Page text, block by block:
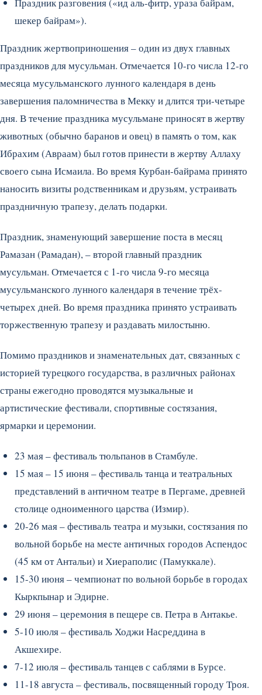
шекер байрам»).
Праздник жертвоприношения – один из двух главных
праздников для мусульман. Отмечается 10-го числа 12-го
месяца мусульманского лунного календаря в день
завершения паломничества в Мекку и длится три-четыре
дня. В течение праздника мусульмане приносят в жертву
животных (обычно баранов и овец) в память о том, как
Ибрахим (Авраам) был готов принести в жертву Аллаху
своего сына Исмаила. Во время Курбан-байрама принято
наносить визиты родственникам и друзьям, устраивать
праздничную трапезу, делать подарки.
Праздник, знаменующий завершение поста в месяц
Рамазан (Рамадан), – второй главный праздник
мусульман. Отмечается с 1-го числа 9-го месяца
мусульманского лунного календаря в течение трёх-
четырех дней. Во время праздника принято устраивать
торжественную трапезу и раздавать милостыню.
Помимо праздников и знаменательных дат, связанных с
историей турецкого государства, в различных районах
страны ежегодно проводятся музыкальные и
артистические фестивали, спортивные состязания,
ярмарки и церемонии.
23 мая – фестиваль тюльпанов в Стамбуле.
15 мая – 15 июня – фестиваль танца и театральных
представлений в античном театре в Пергаме, древней
столице одноименного царства (Измир).
20-26 мая – фестиваль театра и музыки, состязания по
вольной борьбе на месте античных городов Аспендос
(45 км от Антальи) и Хиераполис (Памуккале).
15-30 июня – чемпионат по вольной борьбе в городах
Кыркпынар и Эдирне.
29 июня – церемония в пещере св. Петра в Антакье.
5-10 июля – фестиваль Ходжи Насреддина в
Акшехире.
7-12 июля – фестиваль танцев с саблями в Бурсе.
11-18 августа – фестиваль, посвященный городу Троя.